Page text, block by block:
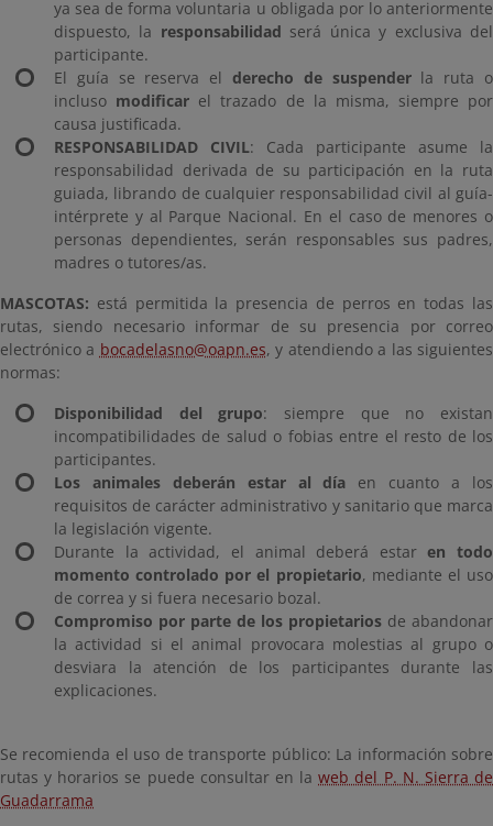
ya sea de forma voluntaria u obligada por lo anteriormente
dispuesto, la responsabilidad será única y exclusiva del
participante.
El guía se reserva el derecho de suspenderla ruta o
incluso modificar el trazado de la misma, siempre por
causa justificada.
RESPONSABILIDAD CIVIL: Cada participante asume la
responsabilidad derivada de su participación en la ruta
guiada, librando de cualquier responsabilidad civil al guía-
intérprete y al Parque Nacional. En el caso de menores o
personas dependientes, serán responsables sus padres,
madres o tutores/as.
MASCOTAS: está permitida la presencia de perros en todas las
rutas, siendo necesario informar de su presencia por correo
electrónico a bocadelasno@oapn.es, y atendiendo a las siguientes
normas:
Disponibilidad del grupo: siempre que no existan
incompatibilidades de salud o fobias entre el resto de los
participantes.
Los animales deberán estar al día en cuanto a los
requisitos de carácter administrativo y sanitario que marca
la legislación vigente.
Durante la actividad, el animal deberá estaren todo
momento controlado por el propietario, mediante el uso
de correa y si fuera necesario bozal.
Compromiso por parte de los propietarios de abandonar
la actividad si el animal provocara molestias al grupo o
desviara la atención de los participantes durante las
explicaciones.
Se recomienda el uso de transporte público: La información sobre
rutas y horarios se puede consultar en laweb del P. N. Sierra de
Guadarrama